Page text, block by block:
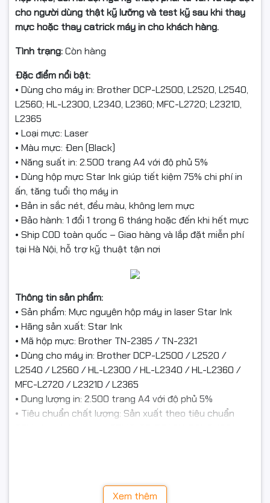
cho người dùng thật kỹ lưỡng và test kỹ sau khi thay
mực hoặc thay catrick máy in cho khách hàng.
Tình trạng:Còn hàng
Đặc điểm nổi bật:
• Dùng cho máy in: Brother DCP-L2500, L2520, L2540,
L2560; HL-L2300, L2340, L2360; MFC-L2720; L2321D,
L2365
• Loại mực: Laser
• Màu mực: Đen (Black)
• Năng suất in: 2.500 trang A4 với độ phủ 5%
• Dùng hộp mực Star Ink giúp tiết kiệm 75% chi phí in
ấn, tăng tuổi thọ máy in
• Bản in sắc nét, đều màu, không lem mực
• Bảo hành: 1 đổi 1 trong 6 tháng hoặc đến khi hết mực
• Ship COD toàn quốc – Giao hàng và lắp đặt miễn phí
tại Hà Nội, hỗ trợ kỹ thuật tận nơi
Thông tin sản phẩm:
• Sản phẩm: Mực nguyên hộp máy in laser Star Ink
• Hãng sản xuất: Star Ink
• Mã hộp mực: Brother TN-2385 / TN-2321
• Dùng cho máy in: Brother DCP-L2500 / L2520 /
L2540 / L2560 / HL-L2300 / HL-L2340 / HL-L2360 /
MFC-L2720 / L2321D / L2365
• Dung lượng in: 2.500 trang A4 với độ phủ 5%
• Tiêu chuẩn chất lượng: Sản xuất theo tiêu chuẩn
Ưu điểm khi sử dụng hộp mực Star Ink:
Xem thêm